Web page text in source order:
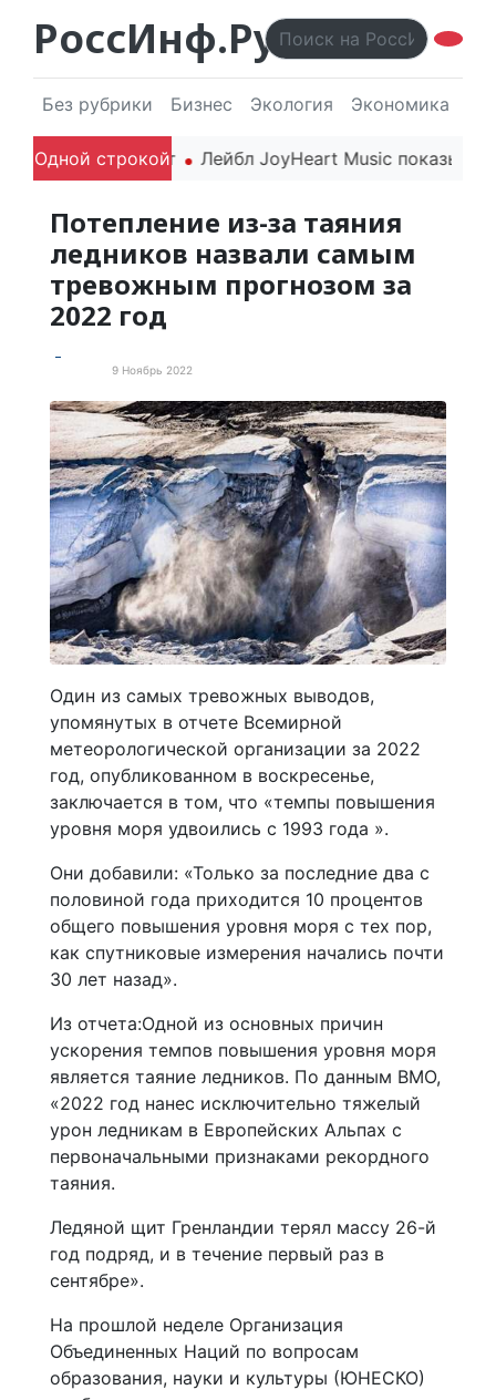
РоссИнф.Ру
Без рубрики Бизнес Экология Экономика
Одной строкой
впечатляют Лейбл JoyHeart Music показывает
Потепление из-за таяния
ледников назвали самым
тревожным прогнозом за
2022 год
9 Ноябрь 2022
Один из самых тревожных выводов,
упомянутых в отчете Всемирной
метеорологической организации за 2022
год, опубликованном в воскресенье,
заключается в том, что «темпы повышения
уровня моря удвоились с 1993 года ».
Они добавили: «Только за последние два с
половиной года приходится 10 процентов
общего повышения уровня моря с тех пор,
как спутниковые измерения начались почти
30 лет назад».
Из отчета:Одной из основных причин
ускорения темпов повышения уровня моря
является таяние ледников. По данным ВМО,
«2022 год нанес исключительно тяжелый
урон ледникам в Европейских Альпах с
первоначальными признаками рекордного
таяния.
Ледяной щит Гренландии терял массу 26-й
год подряд, и в течение первый раз в
сентябре».
На прошлой неделе Организация
Объединенных Наций по вопросам
образования, науки и культуры (ЮНЕСКО)